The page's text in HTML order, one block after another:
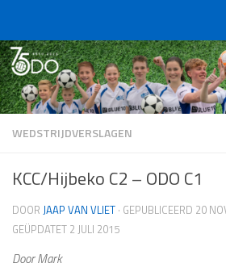
WEDSTRIJDVERSLAGEN
KCC/Hijbeko C2 – ODO C1
DOOR JAAP VAN VLIET · GEPUBLICEERD 20
GEÜPDATET 2 JULI 2015
Door Mark